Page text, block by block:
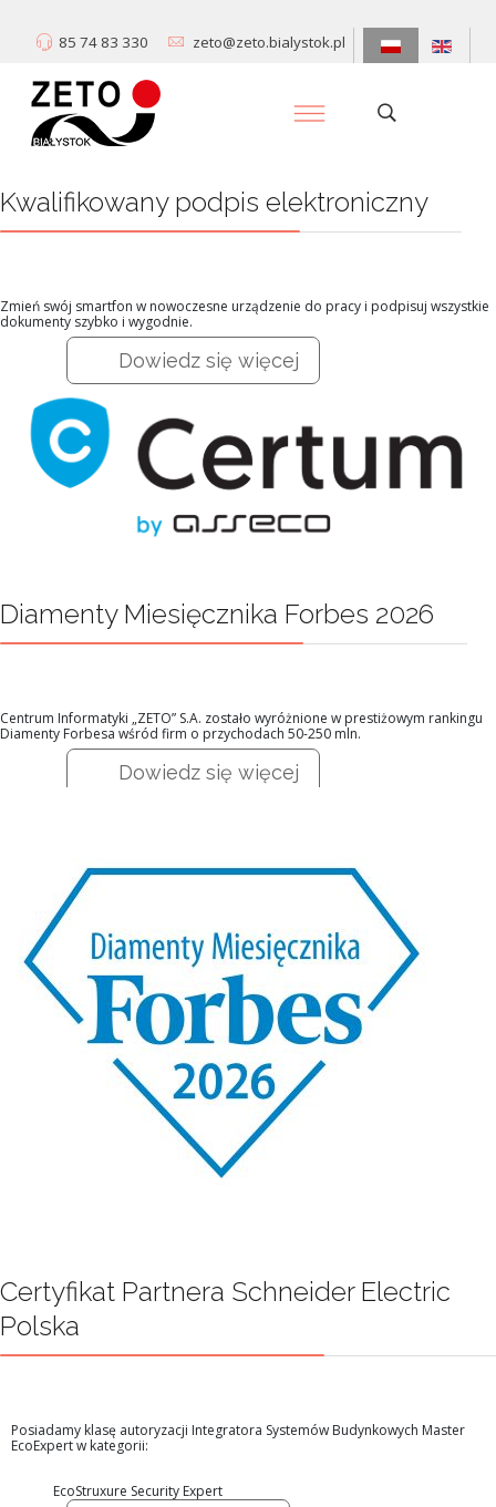
85 74 83 330 zeto@zeto.bialystok.pl
Kwalifikowany podpis elektroniczny
Zmień swój smartfon w nowoczesne urządzenie do pracy i podpisuj wszystkie
dokumenty szybko i wygodnie.
Dowiedz się więcej
Diamenty Miesięcznika Forbes 2026
Centrum Informatyki „ZETO” S.A. zostało wyróżnione w prestiżowym rankingu
Diamenty Forbesa wśród firm o przychodach 50-250 mln.
Dowiedz się więcej
Certyfikat Partnera Schneider Electric
Polska
Posiadamy klasę autoryzacji Integratora Systemów Budynkowych Master
EcoExpert w kategorii:
EcoStruxure Security Expert